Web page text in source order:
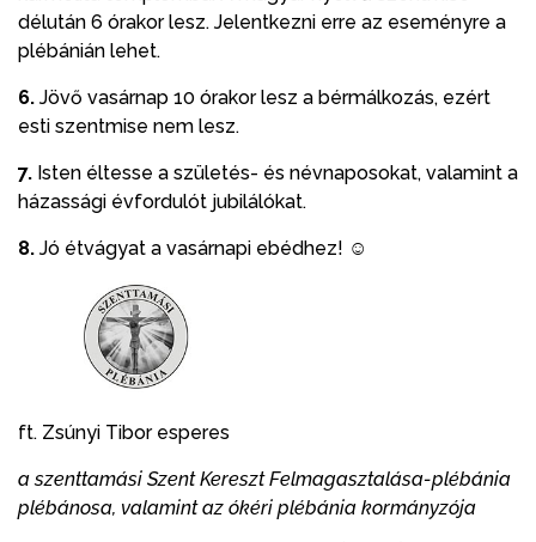
délután 6 órakor lesz. Jelentkezni erre az eseményre a
plébánián lehet.
6. Jövő vasárnap 10 órakor lesz a bérmálkozás, ezért
esti szentmise nem lesz.
7. Isten éltesse a születés- és névnaposokat, valamint a
házassági évfordulót jubilálókat.
8. Jó étvágyat a vasárnapi ebédhez! ☺
ft. Zsúnyi Tibor esperes
a szenttamási Szent Kereszt Felmagasztalása-plébánia
plébánosa, valamint az ókéri plébánia kormányzója